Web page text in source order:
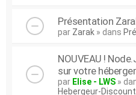
Présentation
par Zarak » dans
NOUVEAU !
sur votre
par Elise - LWS »
Hebergeur-